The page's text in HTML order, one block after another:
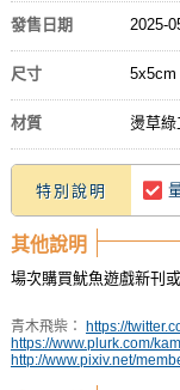
發售日期 2025-
尺寸 5x5cm
材質 燙草
特別說明
其他說明
場次購買魷魚遊戲新刊
青木飛柴： https://
https://www.plurk.com/
http://www.pixiv.net/